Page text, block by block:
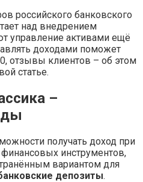
российского банковского
над внедрением
управление активами ещё
доходами поможет
отзывы клиентов – об этом
статье.
–
получать доход при
инструментов,
вариантом для
депозиты.